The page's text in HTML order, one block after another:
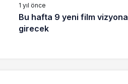
1 yıl önce
Bu hafta 9 yeni film vizyona
girecek